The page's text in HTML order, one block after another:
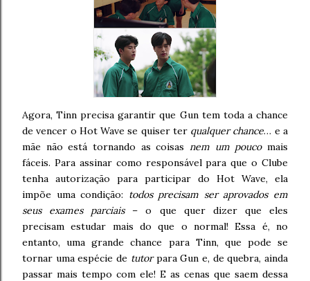
Agora, Tinn precisa garantir que Gun tem toda a chance
de vencer o Hot Wave se quiser ter qualquer chance… e a
mãe não está tornando as coisas nem um poucomais
fáceis. Para assinar como responsável para que o Clube
tenha autorização para participar do Hot Wave, ela
impõe uma condição: todos precisam ser aprovados em
seus exames parciais– o que quer dizer que eles
precisam estudar mais do que o normal! Essa é, no
entanto, uma grande chance para Tinn, que pode se
tornar uma espécie de tutorpara Gun e, de quebra, ainda
passar mais tempo com ele! E as cenas que saem dessa